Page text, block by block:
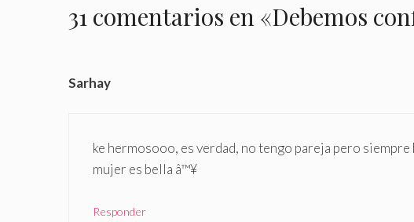
31 comentarios en «Debemos
Sarhay
ke hermosooo, es verdad, no tengo pareja pero
mujer es bella â™¥
Responder